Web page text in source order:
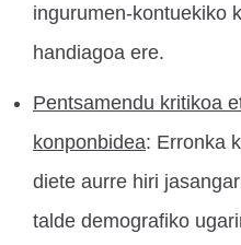
ingurumen-kontuekiko
handiagoa ere.
Pentsamendu kritikoa
konponbidea: Erronka
diete aurre hiri
talde demografiko